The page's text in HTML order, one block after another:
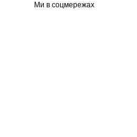
Ми в соцмережах